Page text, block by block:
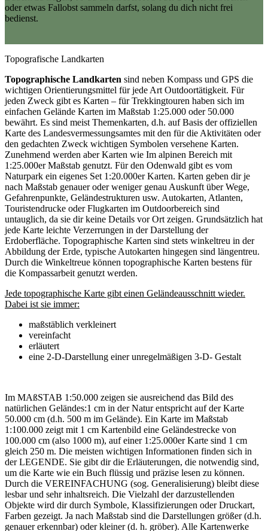
oder etwas Fallobst sammeln darfst, solang du dich nicht frei
bedienst.
Topografische Landkarten
Topographische Landkarten sind neben Kompass und GPS die
wichtigen Orientierungsmittel für jede Art Outdoortätigkeit. Für
jeden Zweck gibt es Karten – für Trekkingtouren haben sich im
einfachen Gelände Karten im Maßstab 1:25.000 oder 50.000
bewährt. Es sind meist Themenkarten, d.h. auf Basis der offiziellen
Karte des Landesvermessungsamtes mit den für die Aktivitäten oder
den gedachten Zweck wichtigen Symbolen versehene Karten.
Zunehmend werden aber Karten wie Im alpinen Bereich mit
1:25.000er Maßstab genutzt. Für den Odenwald gibt es vom
Naturpark ein eigenes Set 1:20.000er Karten. Karten geben dir je
nach Maßstab genauer oder weniger genau Auskunft über Wege,
Gefahrenpunkte, Geländestrukturen usw. Autokarten, Atlanten,
Touristendrucke oder Flugkarten im Outdoorbereich sind
untauglich, da sie dir keine Details vor Ort zeigen. Grundsätzlich hat
jede Karte leichte Verzerrungen in der Darstellung der
Erdoberfläche. Topographische Karten sind stets winkeltreu in der
Abbildung der Erde, typische Autokarten hingegen sind längentreu.
Durch die Winkeltreue können topographische Karten bestens für
die Kompassarbeit genutzt werden.
Jede topographische Karte gibt einen Geländeausschnitt wieder.
Dabei ist sie immer:
maßstäblich verkleinert
vereinfacht
erläutert
eine 2-D-Darstellung einer unregelmäßigen 3-D- Gestalt
Im MAßSTAB 1:50.000 zeigen sie ausreichend das Bild des
natürlichen Geländes:1 cm in der Natur entspricht auf der Karte
50.000 cm (d.h. 500 m im Gelände). Ein Karte im Maßstab
1:100.000 zeigt mit 1 cm Kartenbild eine Geländestrecke von
100.000 cm (also 1000 m), auf einer 1:25.000er Karte sind 1 cm
gleich 250 m. Die meisten wichtigen Informationen finden sich in
der LEGENDE. Sie gibt dir die Erläuterungen, die notwendig sind,
um die Karte wie ein Buch flüssig und präzise lesen zu können.
Durch die VEREINFACHUNG (sog. Generalisierung) bleibt diese
lesbar und sehr inhaltsreich. Die Vielzahl der darzustellenden
Objekte wird dir durch Symbole, Klassifizierungen oder Druckart,
Farben gezeigt. Ja nach Maßstab sind die Darstellungen größer (d.h.
genauer erkennbar) oder kleiner (d. h. gröber). Alle Kartenwerke